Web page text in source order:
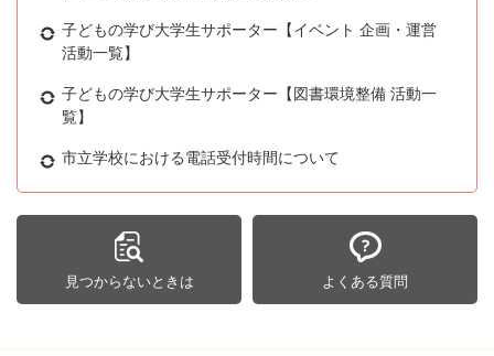
子どもの学び大学生サポーター【イベント 企画・運営
活動一覧】
子どもの学び大学生サポーター【図書環境整備 活動一
覧】
市立学校における電話受付時間について
見つからないときは よくある質問